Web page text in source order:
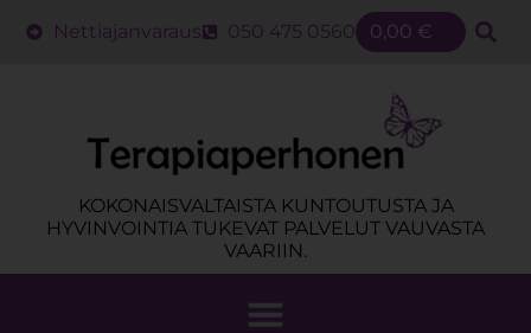
Nettiajanvaraus 050 475 0560 0,00 €
KOKONAISVALTAISTA KUNTOUTUSTA JA
HYVINVOINTIA TUKEVAT PALVELUT VAUVASTA
VAARIIN.